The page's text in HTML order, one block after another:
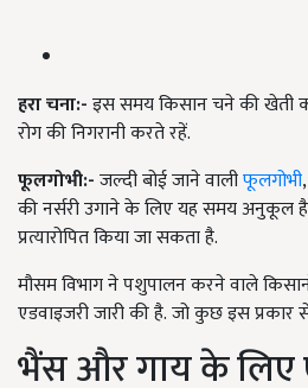
हरा चना:-इस समय किसान चने की
रोग की निगरानी करते रहें.
फूलगोभी:-जल्दी बोई जाने वालीफूलगोभी
की नर्सरी उगाने के लिए यह समय अनुकूल
प्रत्यारोपित किया जा सकता है.
मौसम विभाग ने पशुपालन करने वाले
एडवाइजरी जारी की है. जो कुछ इस प्रकार
भैंस और गाय के लिए